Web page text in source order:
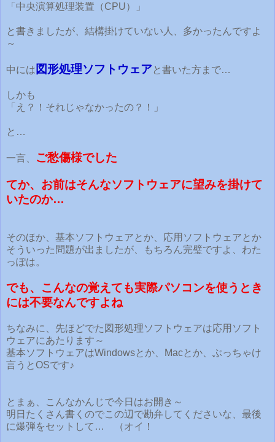
「中央演算処理装置（CPU）」
と書きましたが、結構掛けていない人、多かったんですよ
～
中には 図形処理ソフトウェアと書いた方まで…
しかも
「え？！それじゃなかったの？！」
と…
一言、 ご愁傷様でした
てか、お前はそんなソフトウェアに望みを掛けて
いたのか…
そのほか、基本ソフトウェアとか、応用ソフトウェアとか
そういった問題が出ましたが、もちろん完璧ですよ、わた
っぽは。
でも、こんなの覚えても実際パソコンを使うとき
には不要なんですよね
ちなみに、先ほどでた図形処理ソフトウェアは応用ソフト
ウェアにあたります～
基本ソフトウェアはWindowsとか、Macとか、ぶっちゃけ
言うとOSです♪
とまぁ、こんなかんじで今日はお開き～
明日たくさん書くのでこの辺で勘弁してくださいな、最後
に爆弾をセットして… （オイ！